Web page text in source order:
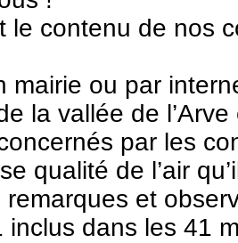
le contenu de nos
mairie ou par
la vallée de
par les
qualité de l’air
et
inclus dans les 41